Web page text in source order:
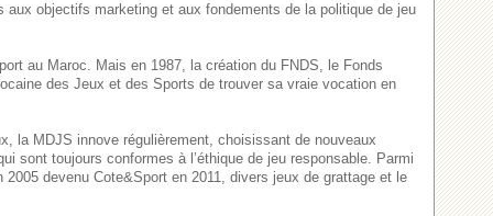
aux objectifs marketing et aux fondements de la politique de jeu
au Maroc. Mais en 1987, la création du FNDS, le Fonds
des Jeux et des Sports de trouver sa vraie vocation en
la MDJS innove régulièrement, choisissant de nouveaux
sont toujours conformes à l’éthique de jeu responsable. Parmi
devenu Cote&Sport en 2011, divers jeux de grattage et le